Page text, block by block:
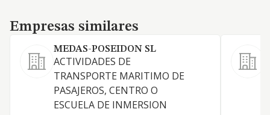
Empresas similares
Empresas similares
MEDAS-POSEIDON SL
ACTIVIDADES DE
TRANSPORTE MARITIMO DE
PASAJEROS, CENTRO O
ESCUELA DE INMERSION